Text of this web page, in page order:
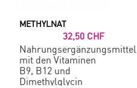
METHYLNAT
32,50 CHF
Nahrungsergänzungsmittel
mit den Vitaminen
B9, B12 und
Dimethylglycin